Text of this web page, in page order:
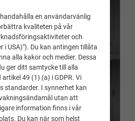
en användarvänlig
kvaliteten på vår
och
i USA)"). Du kan antingen tillåta
alla kakor och medier. Dessa
ger ditt samtycke till alla
49 (1) (a) i GDPR. Vi
standarder. I synnerhet kan
utan att
information finns i vår
Du kan när som helst